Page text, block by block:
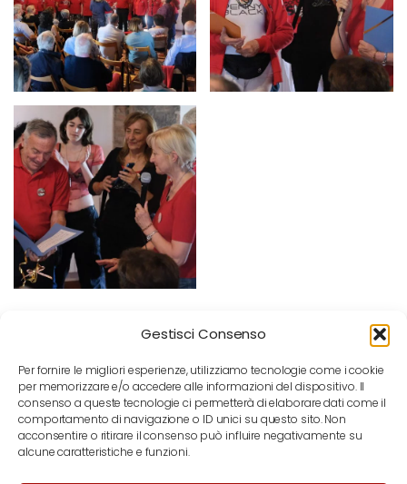
Gestisci Consenso
Per fornire le migliori esperienze, utilizziamo tecnologie come i cookie
per memorizzare e/o accedere alle informazioni del dispositivo. Il
consenso a queste tecnologie ci permetterà di elaborare dati come il
comportamento di navigazione o ID unici su questo sito. Non
acconsentire o ritirare il consenso può influire negativamente su
alcune caratteristiche e funzioni.